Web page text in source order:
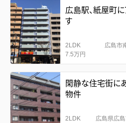
広島駅、紙屋町
す
2LDK
7.5万円
広島市
閑静な住宅街に
物件
2LDK
広島県広